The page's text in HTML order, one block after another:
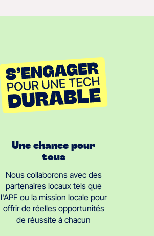
Une chance pour
tous
Nous collaborons avec des
partenaires locaux tels que
l'APF ou la mission locale pour
offrir de réelles opportunités
de réussite à chacun